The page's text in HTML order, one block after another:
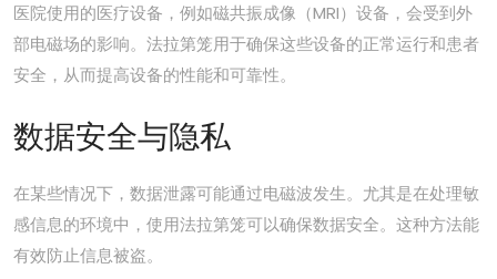
医院使用的医疗设备，例如磁共振成像（MRI）设备，会受到外
部电磁场的影响。法拉第笼用于确保这些设备的正常运行和患者
安全，从而提高设备的性能和可靠性。
数据安全与隐私
在某些情况下，数据泄露可能通过电磁波发生。尤其是在处理敏
感信息的环境中，使用法拉第笼可以确保数据安全。这种方法能
有效防止信息被盗。